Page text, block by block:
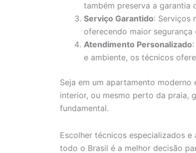
também preserva a garantia
Serviço Garantido: Serviços
oferecendo maior
Atendimento Personalizado
e ambiente, os técnicos
Seja em um apartamento moderno
interior, ou mesmo perto da praia,
fundamental.
Escolher técnicos especializados
todo o Brasil é a melhor decisão